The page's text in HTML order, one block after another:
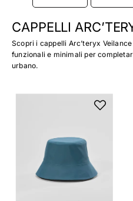
CAPPELLI
Scopri i cappelli Arc’teryx
funzionali e minimali per
urbano.